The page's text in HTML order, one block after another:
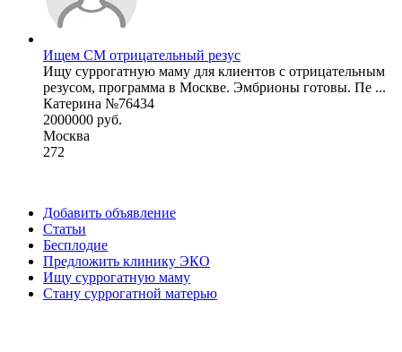
Ищем СМ отрицательный резус
Ищу суррогатную маму для клиентов с отрицательным
резусом, программа в Москве. Эмбрионы готовы. Пе ...
Катерина №76434
2000000 руб.
Москва
272
Добавить объявление
Статьи
Бесплодие
Предложить клинику ЭКО
Ищу суррогатную маму
Стану суррогатной матерью